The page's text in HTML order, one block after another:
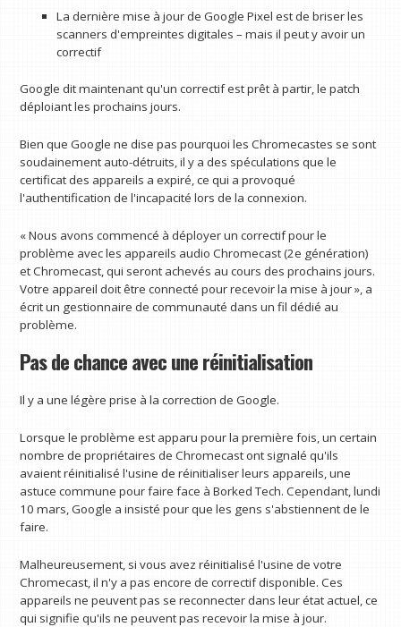
La dernière mise à jour de Google Pixel est de briser les
scanners d'empreintes digitales – mais il peut y avoir un
correctif
Google dit maintenant qu'un correctif est prêt à partir, le patch
déploiant les prochains jours.
Bien que Google ne dise pas pourquoi les Chromecastes se sont
soudainement auto-détruits, il y a des spéculations que le
certificat des appareils a expiré, ce qui a provoqué
l'authentification de l'incapacité lors de la connexion.
« Nous avons commencé à déployer un correctif pour le
problème avec les appareils audio Chromecast (2e génération)
et Chromecast, qui seront achevés au cours des prochains jours.
Votre appareil doit être connecté pour recevoir la mise à jour », a
écrit un gestionnaire de communauté dans un fil dédié au
problème.
Pas de chance avec une réinitialisation
Il y a une légère prise à la correction de Google.
Lorsque le problème est apparu pour la première fois, un certain
nombre de propriétaires de Chromecast ont signalé qu'ils
avaient réinitialisé l'usine de réinitialiser leurs appareils, une
astuce commune pour faire face à Borked Tech. Cependant, lundi
10 mars, Google a insisté pour que les gens s'abstiennent de le
faire.
Malheureusement, si vous avez réinitialisé l'usine de votre
Chromecast, il n'y a pas encore de correctif disponible. Ces
appareils ne peuvent pas se reconnecter dans leur état actuel, ce
qui signifie qu'ils ne peuvent pas recevoir la mise à jour.